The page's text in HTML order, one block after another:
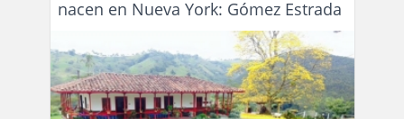
nacen en Nueva York: Gómez Estrada